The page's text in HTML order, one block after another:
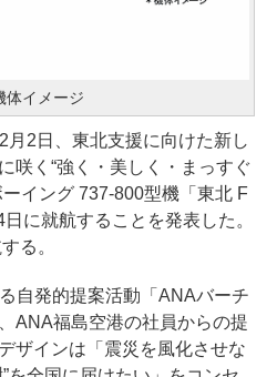
体イメージ
2日、東北支援に向けた新し
咲く“強く・美しく・まっすぐ
イング 737-800型機「東北 F
に就航することを発表した。
る。
自発的提案活動「ANAバーチ
ANA福島空港の社員からの提
ザインは「震災を風化させな